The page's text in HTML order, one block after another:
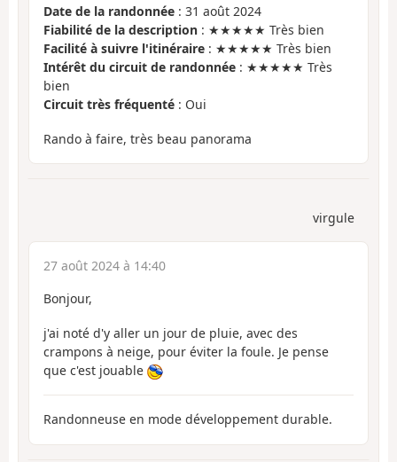
Date de la randonnée : 31 août 2024
Fiabilité de la description : ★★★★★ Très bien
Facilité à suivre l'itinéraire : ★★★★★ Très bien
Intérêt du circuit de randonnée : ★★★★★ Très
bien
Circuit très fréquenté : Oui
Rando à faire, très beau panorama
virgule
27 août 2024 à 14:40
Bonjour,
j'ai noté d'y aller un jour de pluie, avec des
crampons à neige, pour éviter la foule. Je pense
que c'est jouable
Randonneuse en mode développement durable.